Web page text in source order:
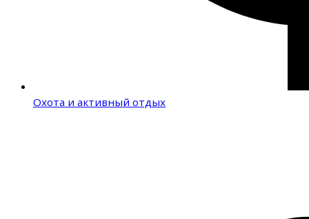
Охота и активный отдых